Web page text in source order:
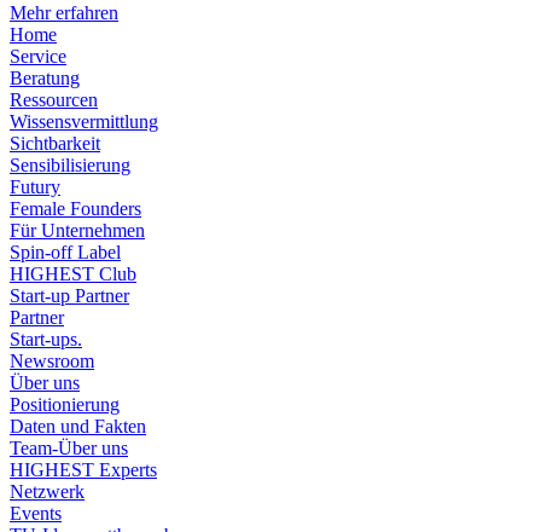
Mehr erfahren
Home
Service
Beratung
Ressourcen
Wissensvermittlung
Sichtbarkeit
Sensibilisierung
Futury
Female Founders
Für Unternehmen
Spin-off Label
HIGHEST Club
Start-up Partner
Partner
Start-ups.
Newsroom
Über uns
Positionierung
Daten und Fakten
Team-Über uns
HIGHEST Experts
Netzwerk
Events